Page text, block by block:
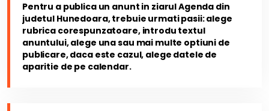
Pentru a publica un anunt in ziarul Agenda din
judetul Hunedoara, trebuie urmati pasii: alege
rubrica corespunzatoare, introdu textul
anuntului, alege una sau mai multe optiuni de
publicare, daca este cazul, alege datele de
aparitie de pe calendar.